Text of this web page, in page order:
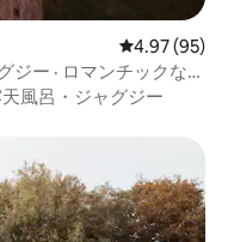
レビュー95
4.97 (95)
ジー · ロマンチックな旅
風呂・ジャグジー